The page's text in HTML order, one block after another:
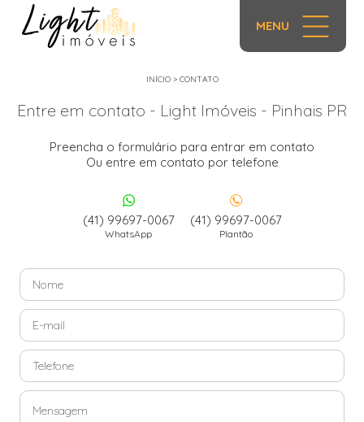
MENU
INÍCIO> CONTATO
Entre em contato - Light Imóveis - Pinhais PR
Preencha o formulário para entrar em contato
Ou entre em contato por telefone
(41) 99697-0067
WhatsApp
(41) 99697-0067
Plantão